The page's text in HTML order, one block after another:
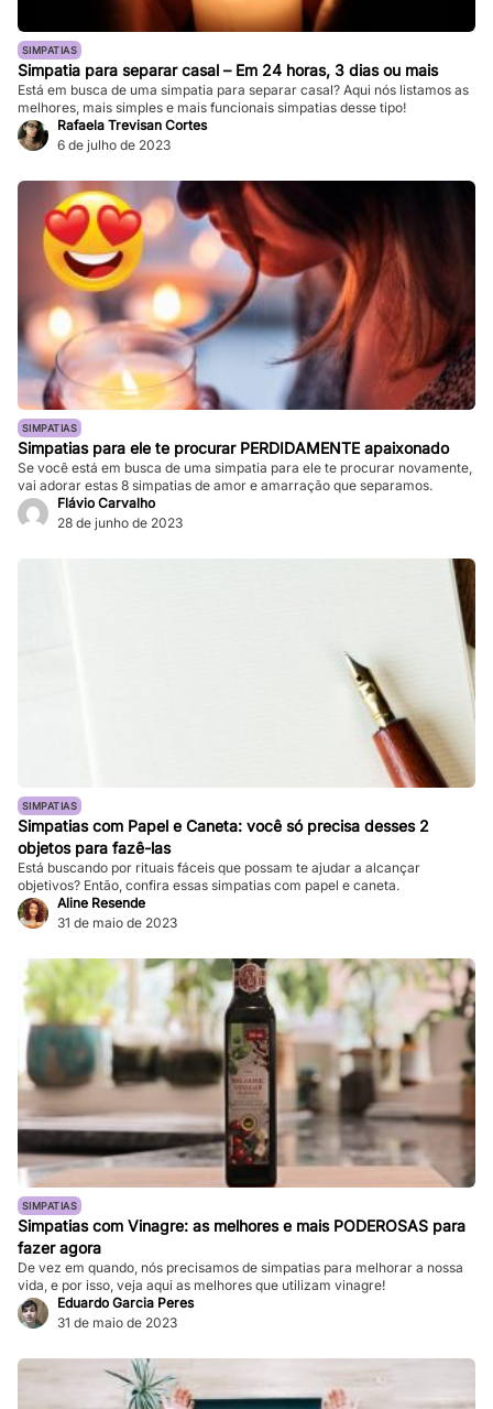
SIMPATIAS
Simpatia para separar casal – Em 24 horas, 3 dias ou mais
Está em busca de uma simpatia para separar casal? Aqui nós listamos as
melhores, mais simples e mais funcionais simpatias desse tipo!
Rafaela Trevisan Cortes
6 de julho de 2023
SIMPATIAS
Simpatias para ele te procurar PERDIDAMENTE apaixonado
Se você está em busca de uma simpatia para ele te procurar novamente,
vai adorar estas 8 simpatias de amor e amarração que separamos.
Flávio Carvalho
28 de junho de 2023
SIMPATIAS
Simpatias com Papel e Caneta: você só precisa desses 2
objetos para fazê-las
Está buscando por rituais fáceis que possam te ajudar a alcançar
objetivos? Então, confira essas simpatias com papel e caneta.
Aline Resende
31 de maio de 2023
SIMPATIAS
Simpatias com Vinagre: as melhores e mais PODEROSAS para
fazer agora
De vez em quando, nós precisamos de simpatias para melhorar a nossa
vida, e por isso, veja aqui as melhores que utilizam vinagre!
Eduardo Garcia Peres
31 de maio de 2023